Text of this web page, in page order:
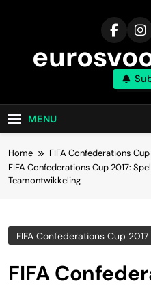
MENU
Home
FIFA Confederations
FIFA Confederations Cup 2017:
Teamontwikkeling
FIFA Confederations Cup
FIFA